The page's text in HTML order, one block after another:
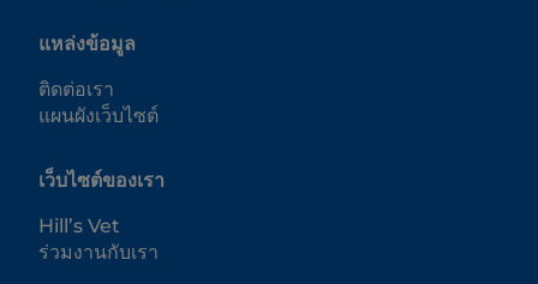
แหล่งข้อมูล
ติดต่อเรา
แผนผังเว็บไซต์
เว็บไซต์ของเรา
Hill’s Vet
ร่วมงานกับเรา